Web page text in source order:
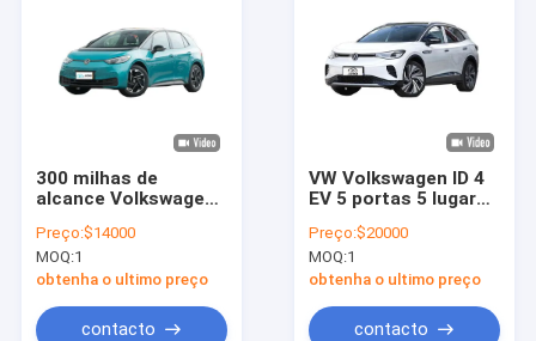
Vídeos
Fale Conosco
Pedir um orçamento
300 milhas de
alcance Volkswagen
160km/h 5 lugares
VW ID3 Carro Elétrico
Preço:$14000
MOQ:1
obtenha o ultimo preço
contacto
VW Volkswagen ID 4
EV 5 portas 5 lugares
elétrico para o
motorista moderno
Preço:$20000
MOQ:1
obtenha o ultimo preço
contacto